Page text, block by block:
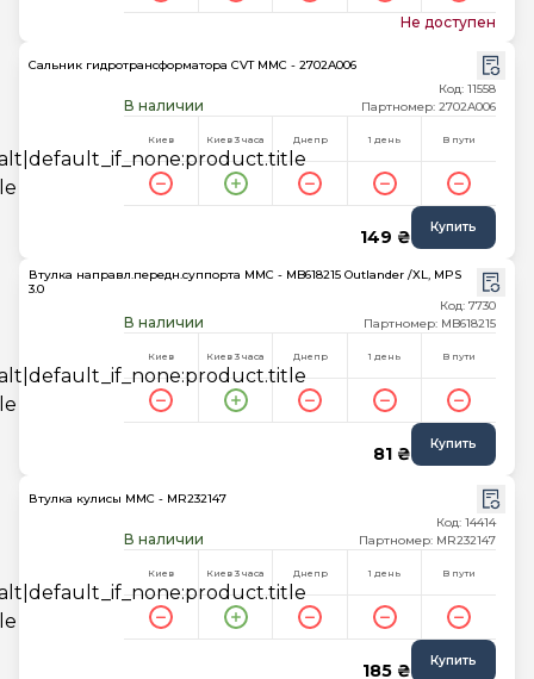
Не доступен
Сальник гидротрансформатора CVT MMC - 2702A006
В наличии
Код: 11558
Партномер: 2702A006
Киев Киев 3 часа Днепр 1 день В пути
149 ₴ Купить
Втулка направл.передн.суппорта MMC - MB618215 Outlander /XL, MPS
3.0
В наличии
Код: 7730
Партномер: MB618215
Киев Киев 3 часа Днепр 1 день В пути
81 ₴ Купить
Втулка кулисы MMC - MR232147
В наличии
Код: 14414
Партномер: MR232147
Киев Киев 3 часа Днепр 1 день В пути
185 ₴ Купить